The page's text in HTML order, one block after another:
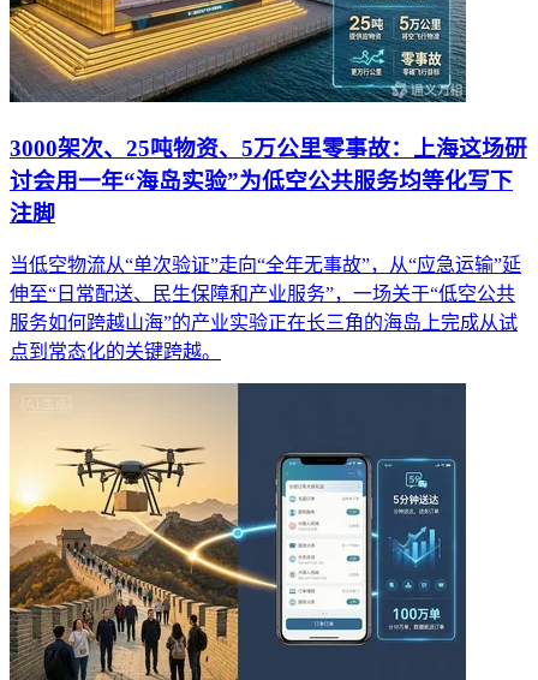
3000架次、25吨物资、5万公里零事故：上海这场研
讨会用一年“海岛实验”为低空公共服务均等化写下
注脚
当低空物流从“单次验证”走向“全年无事故”，从“应急运输”延
伸至“日常配送、民生保障和产业服务”，一场关于“低空公共
服务如何跨越山海”的产业实验正在长三角的海岛上完成从试
点到常态化的关键跨越。